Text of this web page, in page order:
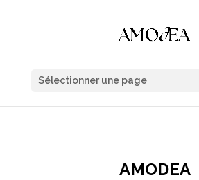
Sélectionner une page
AMODEA